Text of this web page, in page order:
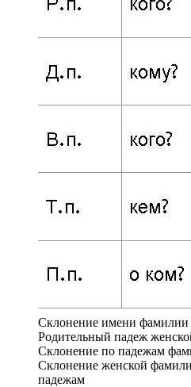
Склонение имени фамилии
Родительный падеж
Склонение по падежам
Склонение женской
падежам